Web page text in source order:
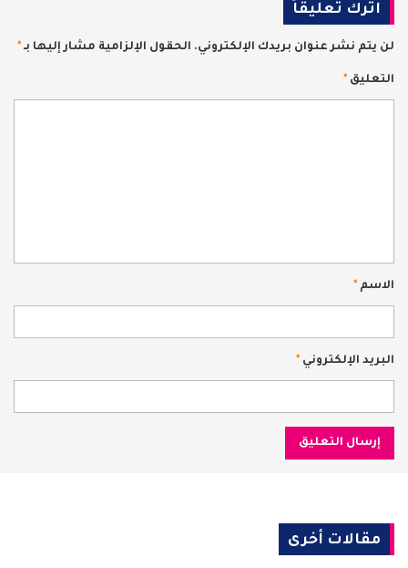
اترك تعليقاً
لن يتم نشر عنوان بريدك الإلكتروني. الحقول الإلزامية مشار إليها بـ*
التعليق*
الاسم*
البريد الإلكتروني*
مقالات أخرى